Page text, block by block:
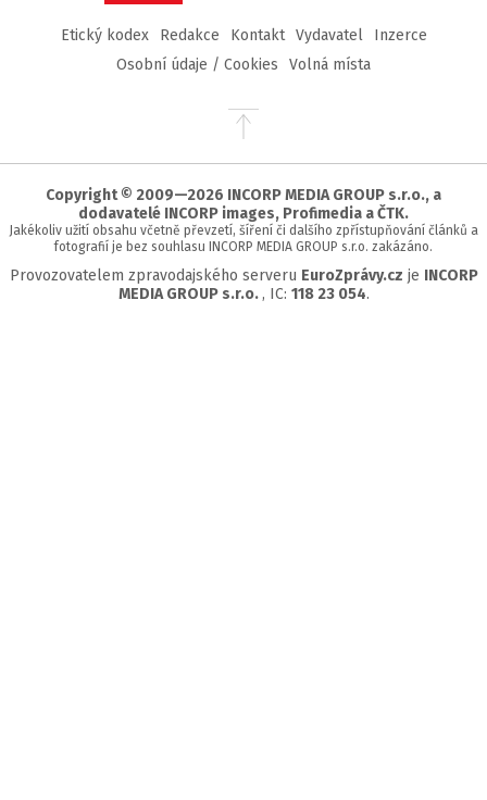
Etický kodex Redakce Kontakt Vydavatel
Inzerce
Osobní údaje / Cookies
Volná místa
Přejít
stránky
Copyright © 2009—2026 INCORP MEDIA GROUP s.r.o., a
dodavatelé INCORP images, Profimedia a ČTK.
Jakékoliv užití obsahu včetně převzetí, šíření či dalšího zpřístupňování článků a
fotografií je bez souhlasu INCORP MEDIA GROUP s.r.o. zakázáno.
Provozovatelem zpravodajského serveru EuroZprávy.cz je INCORP
MEDIA GROUP s.r.o. , IC: 118 23 054.